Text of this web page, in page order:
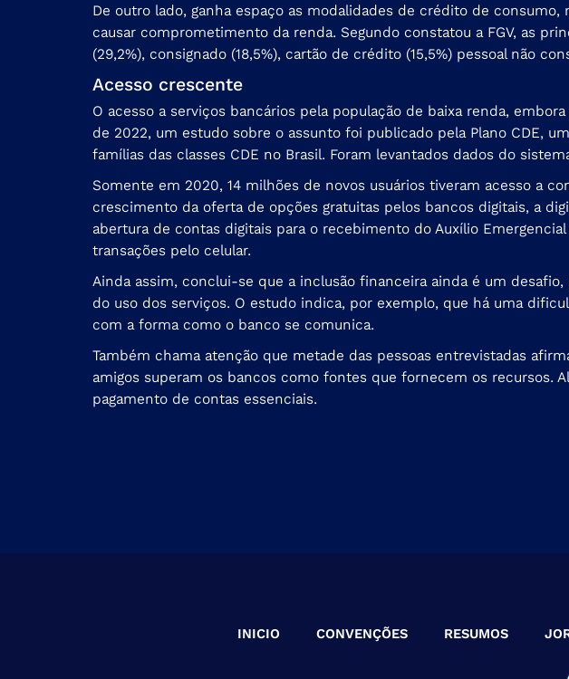
De outro lado, ganha espaço as modalidades de crédito de
causar comprometimento da renda. Segundo constatou a FGV, as
(29,2%), consignado (18,5%), cartão de crédito (15,5%) pessoal não
Acesso crescente
O acesso a serviços bancários pela população de baixa renda,
de 2022, um estudo sobre o assunto foi publicado pela Plano CDE,
famílias das classes CDE no Brasil. Foram levantados dados do
Somente em 2020, 14 milhões de novos usuários tiveram acesso a
crescimento da oferta de opções gratuitas pelos bancos digitais, a
abertura de contas digitais para o recebimento do Auxílio
transações pelo celular.
Ainda assim, conclui-se que a inclusão financeira ainda é um
do uso dos serviços. O estudo indica, por exemplo, que há uma
com a forma como o banco se comunica.
Também chama atenção que metade das pessoas entrevistadas
amigos superam os bancos como fontes que fornecem os recursos.
pagamento de contas essenciais.
INICIO CONVENÇÕES RESUMOS